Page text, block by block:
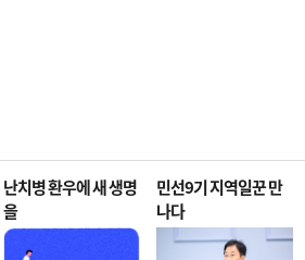
난치병 환우에 새 생명
을
민선9기 지역일꾼 만
나다